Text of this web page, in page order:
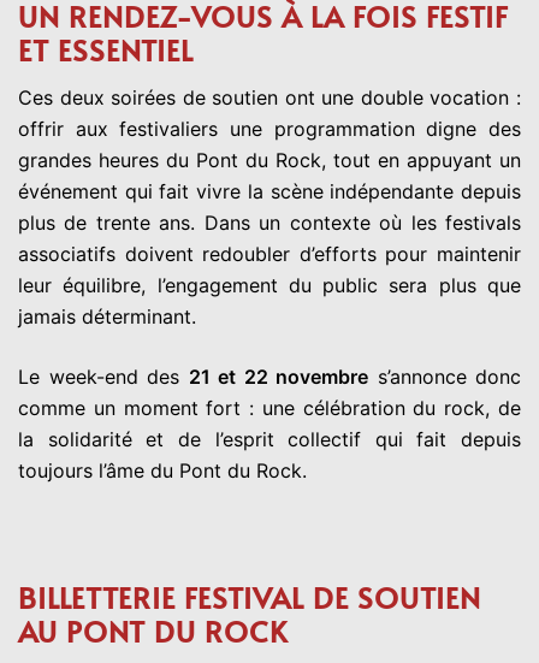
UN RENDEZ-VOUS À LA FOIS FESTIF
ET ESSENTIEL
Ces deux soirées de soutien ont une double vocation :
offrir aux festivaliers une programmation digne des
grandes heures du Pont du Rock, tout en appuyant un
événement qui fait vivre la scène indépendante depuis
plus de trente ans. Dans un contexte où les festivals
associatifs doivent redoubler d’efforts pour maintenir
leur équilibre, l’engagement du public sera plus que
jamais déterminant.
Le week-end des 21 et 22 novembre s’annonce donc
comme un moment fort : une célébration du rock, de
la solidarité et de l’esprit collectif qui fait depuis
toujours l’âme du Pont du Rock.
BILLETTERIE FESTIVAL DE SOUTIEN
AU PONT DU ROCK